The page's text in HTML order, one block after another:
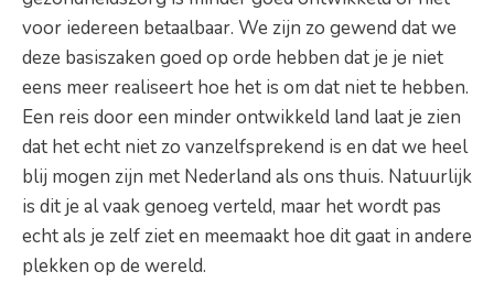
voor iedereen betaalbaar. We zijn zo gewend dat we
deze basiszaken goed op orde hebben dat je je niet
eens meer realiseert hoe het is om dat niet te hebben.
Een reis door een minder ontwikkeld land laat je zien
dat het echt niet zo vanzelfsprekend is en dat we heel
blij mogen zijn met Nederland als ons thuis. Natuurlijk
is dit je al vaak genoeg verteld, maar het wordt pas
echt als je zelf ziet en meemaakt hoe dit gaat in andere
plekken op de wereld.